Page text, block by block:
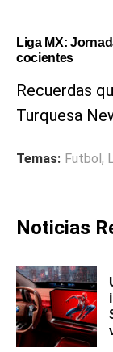
Liga MX:
cocientes
Recuerdas
Turquesa
Temas: Futbol,
Noticias